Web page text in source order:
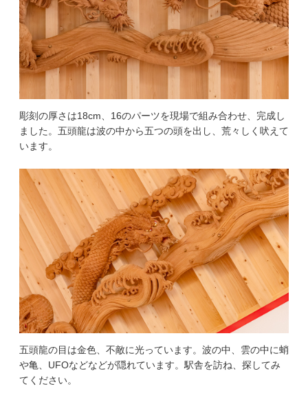
彫刻の厚さは18cm、16のパーツを現場で組み合わせ、完成し
ました。五頭龍は波の中から五つの頭を出し、荒々しく吠えて
います。
五頭龍の目は金色、不敵に光っています。波の中、雲の中に蛸
や亀、UFOなどなどが隠れています。駅舎を訪ね、探してみ
てください。